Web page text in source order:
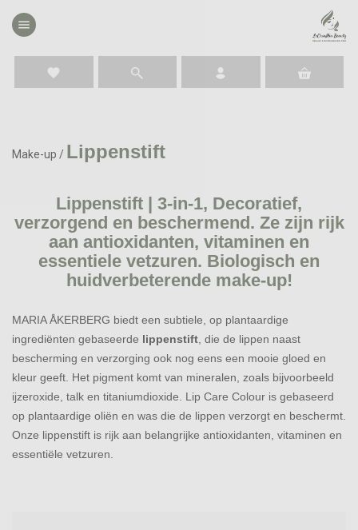
menu
favorite
Make-up / Lippenstift
Lippenstift | 3-in-1, Decoratief,
verzorgend en beschermend. Ze zijn rijk
aan antioxidanten, vitaminen en
essentiele vetzuren. Biologisch en
huidverbeterende make-up!
MARIA ÅKERBERG biedt een subtiele, op plantaardige
ingrediënten gebaseerde lippenstift , die de lippen naast
bescherming en verzorging ook nog eens een mooie gloed en
kleur geeft. Het pigment komt van mineralen, zoals bijvoorbeeld
ijzeroxide, talk en titaniumdioxide. Lip Care Colour is gebaseerd
op plantaardige oliën en was die de lippen verzorgt en beschermt.
Onze lippenstift is rijk aan belangrijke antioxidanten, vitaminen en
essentiële vetzuren.